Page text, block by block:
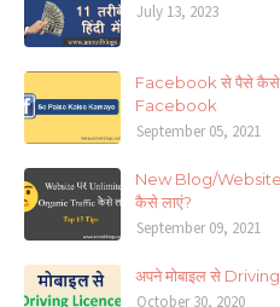
July 13, 2023
Facebook से पैसे
Facebook
September 05, 2021
New Blog/
कैसे लाएं?
September 09, 2021
अपने मोबाइल से
October 30, 2020